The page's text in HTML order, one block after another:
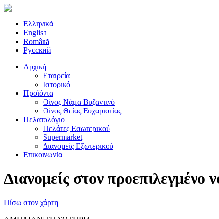
Ελληνικά
English
Română
Русский
Αρχική
Εταιρεία
Ιστορικό
Προϊόντα
Οίνος Νάμα Βυζαντινό
Οίνος Θείας Ευχαριστίας
Πελατολόγιο
Πελάτες Εσωτερικού
Supermarket
Διανομείς Εξωτερικού
Επικοινωνία
Διανομείς στον προεπιλεγμένο
Πίσω στον χάρτη